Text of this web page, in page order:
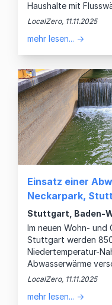
Haushalte mit
LocalZero, 11.11.2025
mehr lesen... →
Einsatz einer
Neckarpark,
Stuttgart, Baden-
Im neuen Wohn- und
Stuttgart werden
Niedertemperatur-
Abwasserwärme
LocalZero, 11.11.2025
mehr lesen... →